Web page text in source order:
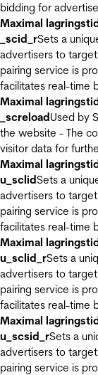
bidding for
Maximal
_scid_rSets a
advertisers to
pairing service is
facilitates real-time
Maximal
_screloadUsed by
the website - The
visitor data for
Maximal
u_sclidSets a
advertisers to
pairing service is
facilitates real-time
Maximal
u_sclid_rSets a
advertisers to
pairing service is
facilitates real-time
Maximal
u_scsid_rSets a
advertisers to
pairing service is